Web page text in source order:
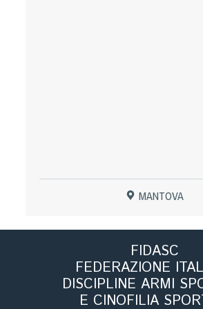
MANTOVA
FIDASC
FEDERAZIONE
DISCIPLINE ARMI
E CINOFILIA
Cinofilia
Agility
DiscDog
Dog Balance
Dog Trail